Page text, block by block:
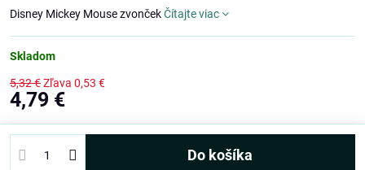
Disney Mickey Mouse zvončekČítajte viac
Skladom
5,32 €Zľava 0,53 €
4,79 €
Do košíka